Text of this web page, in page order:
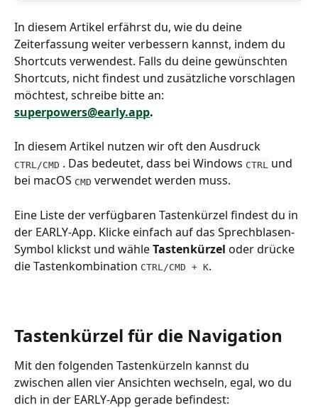
In diesem Artikel erfährst du, wie du deine
Zeiterfassung weiter verbessern kannst, indem du
Shortcuts verwendest. Falls du deine gewünschten
Shortcuts, nicht findest und zusätzliche vorschlagen
möchtest, schreibe bitte an:
superpowers@early.app.
In diesem Artikel nutzen wir oft den Ausdruck
CTRL/CMD . Das bedeutet, dass bei Windows CTRL
und
bei macOS CMD verwendet werden muss.
Eine Liste der verfügbaren Tastenkürzel findest du in
der EARLY-App. Klicke einfach auf das Sprechblasen-
Symbol klickst und wähle Tastenkürzel oder drücke
die Tastenkombination CTRL/CMD + K.
Tastenkürzel für die Navigation
Mit den folgenden Tastenkürzeln kannst du
zwischen allen vier Ansichten wechseln, egal, wo du
dich in der EARLY-App gerade befindest: